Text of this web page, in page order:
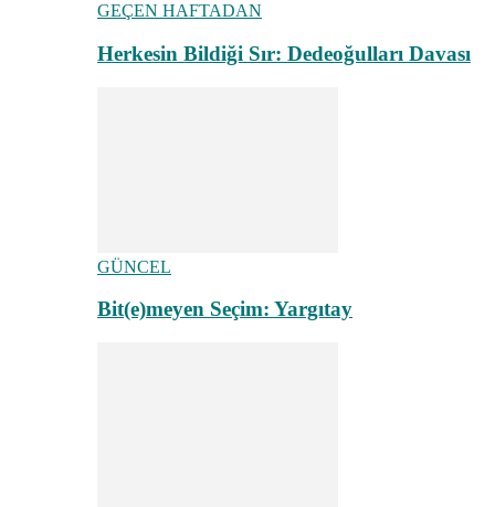
GEÇEN HAFTADAN
Herkesin Bildiği Sır: Dedeoğulları Davası
GÜNCEL
Bit(e)meyen Seçim: Yargıtay